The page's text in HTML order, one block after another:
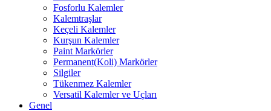
Fosforlu Kalemler
Kalemtraşlar
Keçeli Kalemler
Kurşun Kalemler
Paint Markörler
Permanent(Koli) Markörler
Silgiler
Tükenmez Kalemler
Versatil Kalemler ve Uçları
Genel